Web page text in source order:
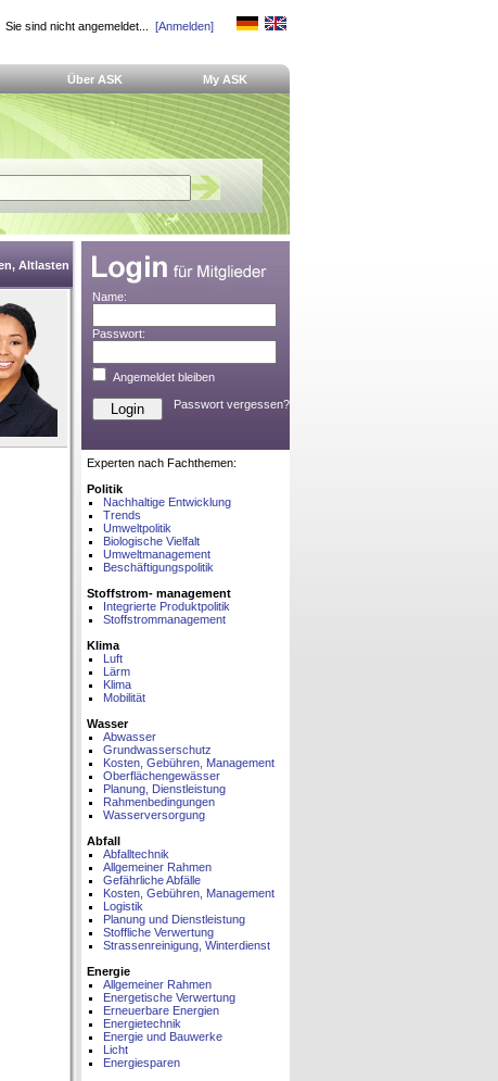
Sie sind nicht angemeldet... [Anmelden]
Über ASK My ASK
Altlasten
Name:
Passwort:
Angemeldet bleiben
Passwort vergessen?
Experten nach Fachthemen:
Politik
Nachhaltige Entwicklung
Trends
Umweltpolitik
Biologische Vielfalt
Umweltmanagement
Beschäftigungspolitik
Stoffstrom- management
Integrierte Produktpolitik
Stoffstrommanagement
Klima
Luft
Lärm
Klima
Mobilität
Wasser
Abwasser
Grundwasserschutz
Kosten, Gebühren, Management
Oberflächengewässer
Planung, Dienstleistung
Rahmenbedingungen
Wasserversorgung
Abfall
Abfalltechnik
Allgemeiner Rahmen
Gefährliche Abfälle
Kosten, Gebühren, Management
Logistik
Planung und Dienstleistung
Stoffliche Verwertung
Strassenreinigung, Winterdienst
Energie
Allgemeiner Rahmen
Energetische Verwertung
Erneuerbare Energien
Energietechnik
Energie und Bauwerke
Licht
Energiesparen